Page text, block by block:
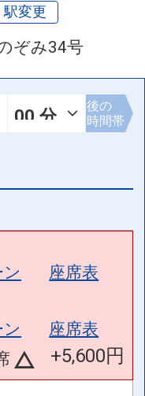
駅変更
ぞみ34号
後の
時間帯
座席表
座席表
+5,600円